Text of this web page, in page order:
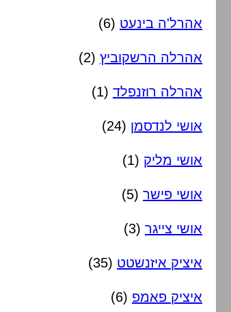
אהרל'ה בינעט (6)
אהרלה הרשקוביץ (2)
אהרלה רוזנפלד (1)
אושי לנדסמן (24)
אושי מליק (1)
אושי פישר (5)
אושי צייגר (3)
איציק איזנשטט (35)
איציק פאמפ (6)